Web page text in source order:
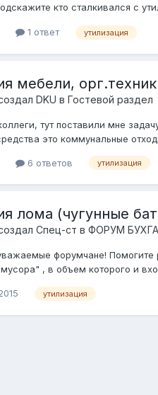
кто сталкивался с
1 ответ утилизация
мебели,
DKU в Гостевой раздел
тут поставили мне
это коммунальные
6 ответов утилизация
лома (чугунные
Спец-ст в ФОРУМ
форумчане! Помогите
, в объем которого и
утилизация